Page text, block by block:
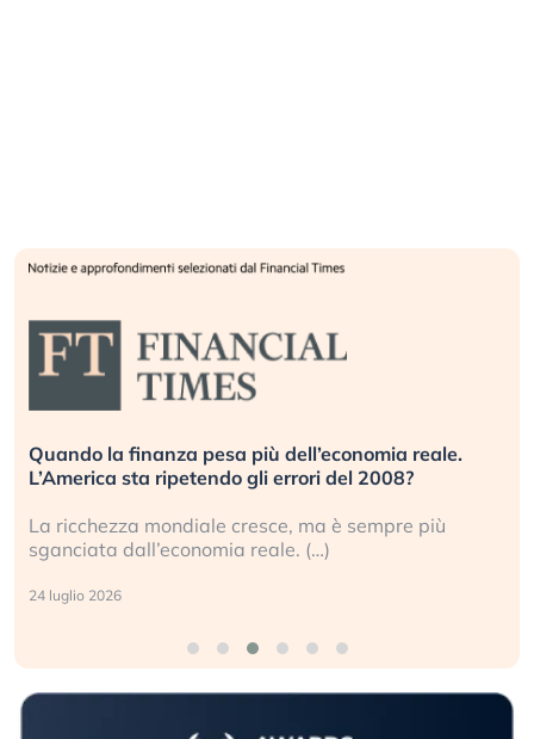
Quando la finanza pesa più dell’economia reale.
L’America sta ripetendo gli errori del 2008?
La ricchezza mondiale cresce, ma è sempre più
sganciata dall’economia reale. (…)
24 luglio 2026